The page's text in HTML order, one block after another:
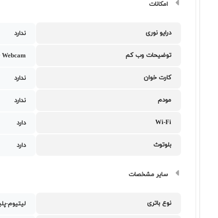
امکانات
درایو نوری ندارد
توضیحات وب کم
کارت خوان ندارد
مودم ندارد
Wi-Fi دارد
بلوتوث دارد
سایر مشخصات
نوع باتری لیتیوم-